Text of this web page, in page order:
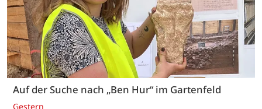
Auf der Suche nach „Ben Hur“ im Gartenfeld
Gestern